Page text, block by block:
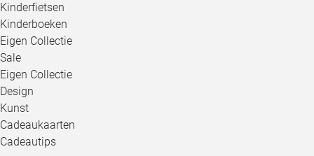
Kinderfietsen
Kinderboeken
Eigen Collectie
Sale
Eigen Collectie
Design
Kunst
Cadeaukaarten
Cadeautips